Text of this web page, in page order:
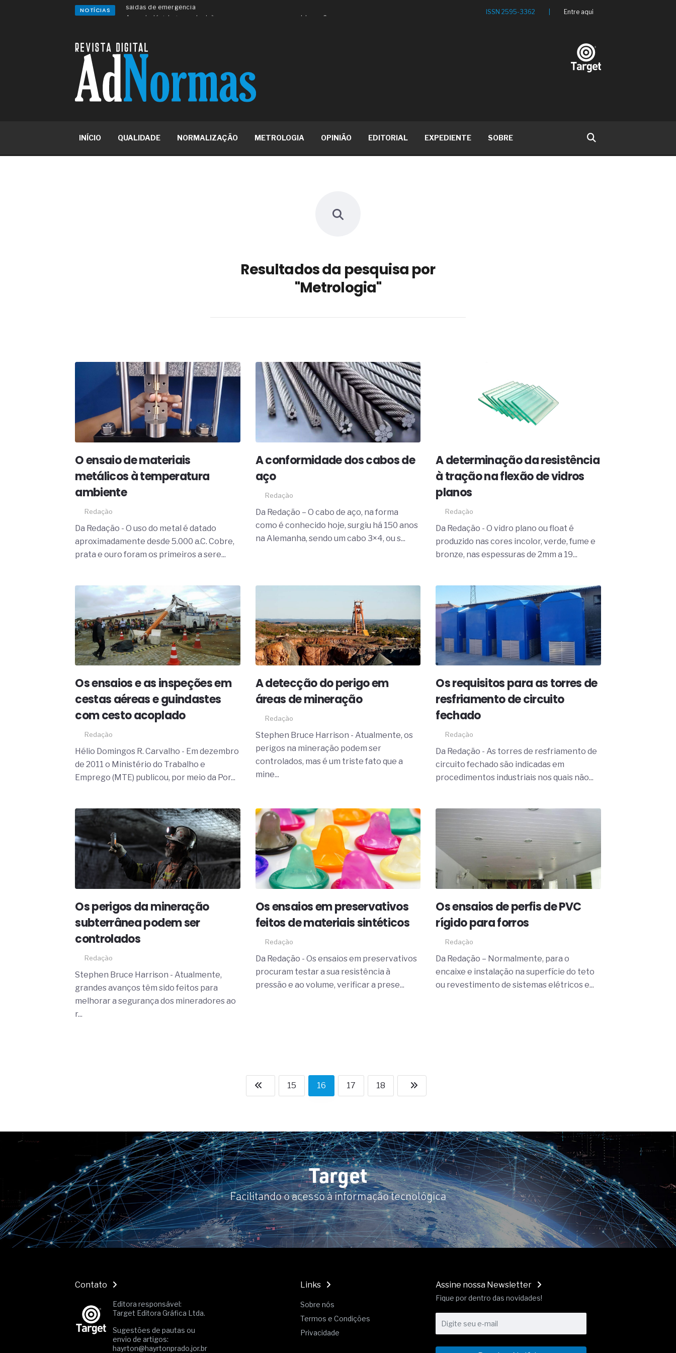
NOTÍCIAS
A sua indústria toma decisões ou apenas reage aos problemas?
Os gestores da ABNT litigam de má-fé para tentar criar uma
reserva de mercado sobre as NBR ISO
Os critérios médicos da síndrome metabólica
A prevenção clínica da coceira no ânus
Os sintomas clínicos do teratoma de ovário
O tratamento médico da síndrome da fadiga crônica
concreto de obras
A verificação dimensional e de massa dos fios, cabos e
A fabricação conforme das portas com tipologia de giro para as
Os critérios médicos da síndrome metabólica
A prevenção clínica da coceira no ânus
Os sintomas clínicos do teratoma de ovário
O tratamento médico da síndrome da fadiga crônica
As causas médicas da queda dos cabelos ou calvície
Quando a gestão é o obstáculo para o resultado positivo
Os procedimentos para a inspeção em estruturas hidráulicas de
concreto de obras
melhora o metabolismo
O desenvolvimento de indicadores nas atividades de
governança das organizações
O desenho industrial ganha espaço como estratégia
As variações dimensionais dos produtos de materiais
cimentícios com fibra de vidro
A próxima vantagem competitiva não está no modelo de IA
A IA elevou a régua do comprador B2B e a venda complexa
ficou ainda mais humana
ISSN 2595-3362 Entre aqui
INÍCIO QUALIDADE NORMALIZAÇÃO METROLOGIA OPINIÃO EDITORIAL EXPEDIENTE SOBRE
Resultados da pesquisa por
"Metrologia"
O ensaio de materiais
metálicos à temperatura
ambiente
Redação
Da Redação - O uso do metal é datado
aproximadamente desde 5.000 a.C. Cobre,
prata e ouro foram os primeiros a sere...
A conformidade dos cabos de
aço
Redação
Da Redação – O cabo de aço, na forma
como é conhecido hoje, surgiu há 150 anos
na Alemanha, sendo um cabo 3×4, ou s...
A determinação da resistência
à tração na flexão de vidros
planos
Redação
Da Redação - O vidro plano ou float é
produzido nas cores incolor, verde, fume e
bronze, nas espessuras de 2mm a 19...
Os ensaios e as inspeções em
cestas aéreas e guindastes
com cesto acoplado
Redação
Hélio Domingos R. Carvalho - Em dezembro
de 2011 o Ministério do Trabalho e
Emprego (MTE) publicou, por meio da Por...
A detecção do perigo em
áreas de mineração
Redação
Stephen Bruce Harrison - Atualmente, os
perigos na mineração podem ser
controlados, mas é um triste fato que a
mine...
Os requisitos para as torres de
resfriamento de circuito
fechado
Redação
Da Redação - As torres de resfriamento de
circuito fechado são indicadas em
procedimentos industriais nos quais não...
Os perigos da mineração
subterrânea podem ser
controlados
Redação
Stephen Bruce Harrison - Atualmente,
grandes avanços têm sido feitos para
melhorar a segurança dos mineradores ao
r...
Os ensaios em preservativos
feitos de materiais sintéticos
Redação
Da Redação - Os ensaios em preservativos
procuram testar a sua resistência à
pressão e ao volume, verificar a prese...
Os ensaios de perfis de PVC
rígido para forros
Redação
Da Redação – Normalmente, para o
encaixe e instalação na superfície do teto
ou revestimento de sistemas elétricos e...
15 16 17 18
Target
Facilitando o acesso à informação tecnológica
Contato
Editora responsável:
Target Editora Gráfica Ltda.
Sugestões de pautas ou
envio de artigos:
hayrton@hayrtonprado.jor.br
Links
Sobre nós
Termos e Condições
Privacidade
Assine nossa Newsletter
Fique por dentro das novidades!